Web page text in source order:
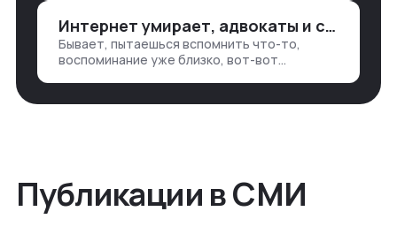
хватаешь у клиента: е…
Интернет умирает, адвокаты и судьи в растерянности, а я хочу песню
Бывает, пытаешься вспомнить что-то,
воспоминание уже близко, вот-вот
неделями, если сильно не повезе…
Публикации в СМИ